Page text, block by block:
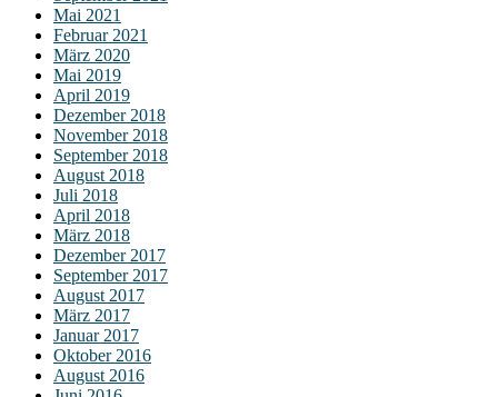
Mai 2021
Februar 2021
März 2020
Mai 2019
April 2019
Dezember 2018
November 2018
September 2018
August 2018
Juli 2018
April 2018
März 2018
Dezember 2017
September 2017
August 2017
März 2017
Januar 2017
Oktober 2016
August 2016